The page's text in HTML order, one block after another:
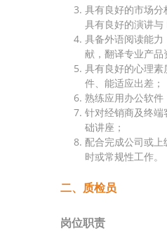
具有良好的市场分
具有良好的演讲与
具备外语阅读能
献，翻译专业产品
具有良好的心理
件、能适应出差；
熟练应用办公软件
针对经销商及终
础讲座；
配合完成公司或
时或常规性工作。
二、质检员
岗位职责